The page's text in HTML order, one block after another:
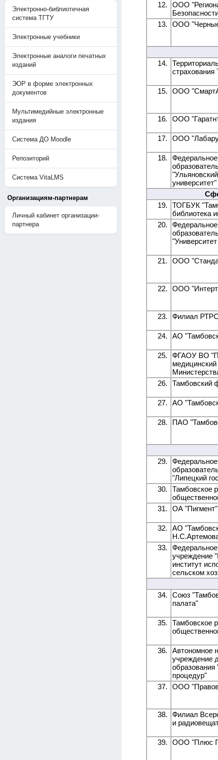
Электронно-библиотечная
система ТГТУ
Электронные учебники
Электронные аналоги печатных
изданий
ЭОР в форме электронных
документов
Мультимедийные электронные
издания
Система ДО Moodle
Репозиторий
Система VitaLMS
Организациям-партнерам
Личный кабинет организации-
партнера
12.
ООО
13.
ООО
14.
страхования
15. ООО
16. ООО
17. ООО
18.
университет"
19.
ТОГБУК
библиотека
20.
21. ООО
22. ООО
23. Филиал
24. АО
25.
ФГАОУ ВО
26.
Тамбовский
27. АО
28. ПАО
29.
"Липецкий
30.
Тамбовское
31.
ОА "Пигмент"
32.
АО
33.
учреждение
институт
сельском
34.
Союз
палата"
35.
Тамбовское
36.
Автономное
учреждение
процедур"
37.
ООО
38.
Филиал
и
39. ООО "Плюс